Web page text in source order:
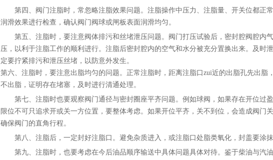
第四、阀门注脂时，常忽略注脂效果问题。注脂操作中压力、注脂量、开关位都正
润滑效果进行检查，确认阀门阀球或闸板表面润滑均匀。
第五、注脂时，要注意阀体排污和丝堵泄压问题。阀门打压试验后，密封腔阀腔内
压，以利于注脂工作的顺利进行。注脂后密封腔内的空气和水分被充分置换出来。及时
定要拧紧排污和泄压丝堵，以防意外发生。
第六、注脂时，要注意出脂均匀的问题。正常注脂时，距离注脂口zui近的出脂孔先出
不出脂，证明存在堵塞，及时进行清通处理。
第七、注脂时也要观察阀门通径与密封圈座平齐问题。例如球阀，如果存在开位过
限位不可只追求开或关一方位置，要整体考虑。如果开位平齐，关不到位，会造成阀门
确保阀门的直角行程。
第八、注脂后，一定封好注脂口。避免杂质进入，或注脂口处脂类氧化，封盖要涂
第九、注脂时，也要考虑在今后油品顺序输送中具体问题具体对待。鉴于柴油与汽